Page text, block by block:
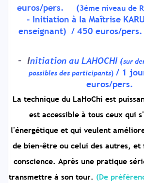
euros/pers. (3ème niveau de
- Initiation à la Maîtrise
enseignant) / 450 euros/
- Initiation au LAHOCHI (sur
possibles des participants) / 1
euros/pers.
La technique du LaHoChi est
est accessible à tous ceux qui
l'énergétique et qui veulent
de bien-être ou celui des autres,
conscience. Après une pratique
transmettre à son tour. (De